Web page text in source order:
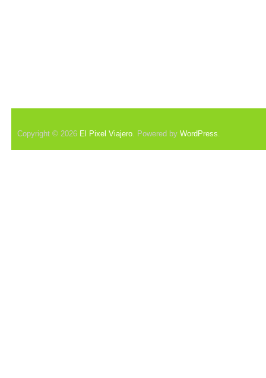
Copyright © 2026 El Pixel Viajero. Powered by WordPress.